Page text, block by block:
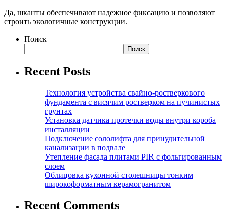
Да, шканты обеспечивают надежное фиксацию и позволяют
строить экологичные конструкции.
Поиск
Поиск
Recent Posts
Технология устройства свайно-ростверкового
фундамента с висячим ростверком на пучинистых
грунтах
Установка датчика протечки воды внутри короба
инсталляции
Подключение сололифта для принудительной
канализации в подвале
Утепление фасада плитами PIR с фольгированным
слоем
Облицовка кухонной столешницы тонким
широкоформатным керамогранитом
Recent Comments